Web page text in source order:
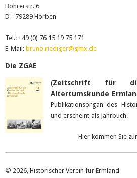
Bohrerstr. 6
D - 79289 Horben
Tel.: +49 (0) 76 15 19 75 171
E-Mail: bruno.riediger@gmx.de
Die ZGAE
(Zeitschrift für
Altertumskunde
Publikationsorgan des
und erscheint als Jahrbuch.
Hier kommen Sie
© 2026, Historischer Verein für Ermland